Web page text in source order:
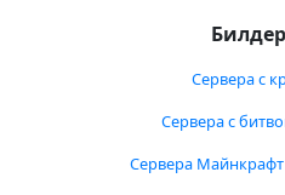
Сервера с
Сервера с
Сервера Майнкрафт